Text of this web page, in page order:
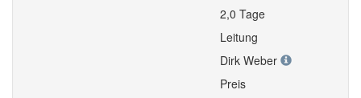
2,0 Tage
Leitung
Dirk Weber
Preis